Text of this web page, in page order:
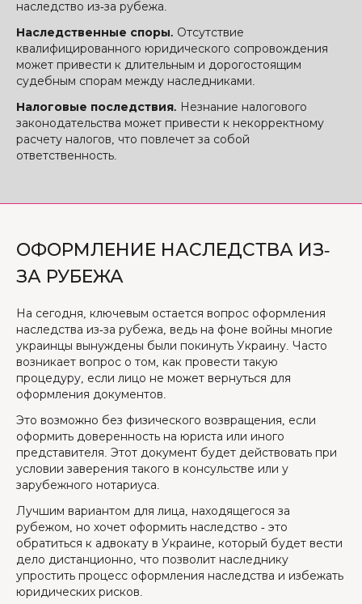
наследство из-за рубежа.
Наследственные споры. Отсутствие
квалифицированного юридического сопровождения
может привести к длительным и дорогостоящим
судебным спорам между наследниками.
Налоговые последствия. Незнание налогового
законодательства может привести к некорректному
расчету налогов, что повлечет за собой
ответственность.
ОФОРМЛЕНИЕ НАСЛЕДСТВА ИЗ-
ЗА РУБЕЖА
На сегодня, ключевым остается вопрос оформления
наследства из-за рубежа, ведь на фоне войны многие
украинцы вынуждены были покинуть Украину. Часто
возникает вопрос о том, как провести такую
процедуру, если лицо не может вернуться для
оформления документов.
Это возможно без физического возвращения, если
оформить доверенность на юриста или иного
представителя. Этот документ будет действовать при
условии заверения такого в консульстве или у
зарубежного нотариуса.
Лучшим вариантом для лица, находящегося за
рубежом, но хочет оформить наследство - это
обратиться к адвокату в Украине, который будет вести
дело дистанционно, что позволит наследнику
упростить процесс оформления наследства и избежать
юридических рисков.